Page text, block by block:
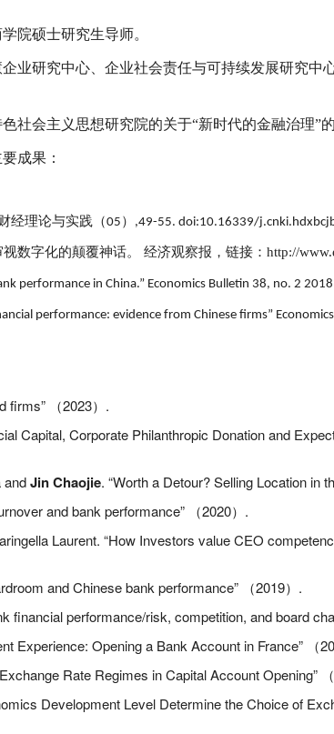
院硕士研究生导师。
业研究中心、企业社会责任与可持续发展研究中
社会主义思想研究院的关于“新时代的金融治理”
成果：
经理论与实践 （05 ） ,49-55. doi:10.16339/
数字化的颠覆神话。 经济观察报，链接：http://
performance in China.” Economics Bulletin 38, no. 2 2018
performance: evidence from Chinese firms”
firms” （2023） .
Capital, Corporate Philanthropic Donation and
andJin Chaojie. “Worth a Detour? Selling Location in
and bank performance” （2020） .
Laurent. “How Investors value CEO
and Chinese bank performance” （2019） .
financial performance/risk, competition, and board
Experience: Opening a Bank Account in France” （
Rate Regimes in Capital Account Opening” （
Development Level Determine the Choice of